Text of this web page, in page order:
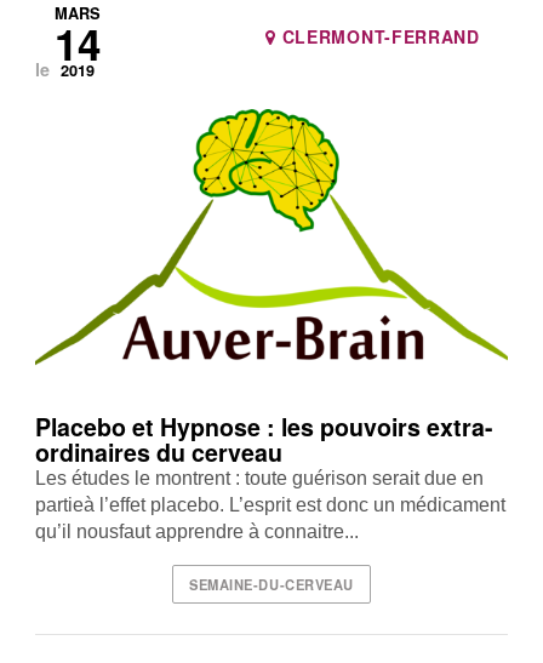
CLERMONT-FERRAND
le
MARS
14
2019
Placebo et Hypnose : les pouvoirs extra-
ordinaires du cerveau
Les études le montrent : toute guérison serait due en
partieà l’effet placebo. L’esprit est donc un médicament
qu’il nousfaut apprendre à connaitre...
SEMAINE-DU-CERVEAU